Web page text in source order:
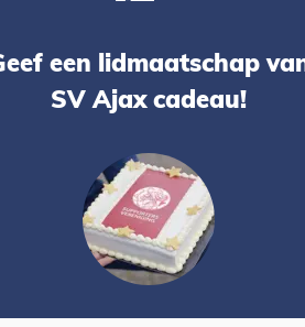
een lidmaatschap
SV Ajax cadeau!